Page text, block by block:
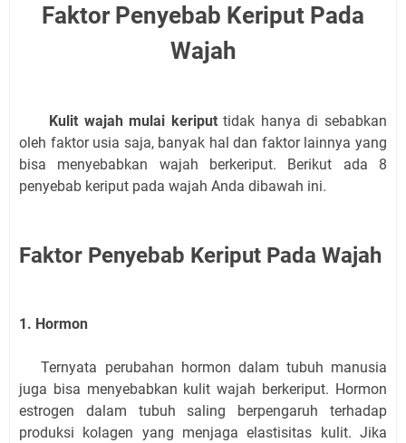
Faktor Penyebab Keriput Pada
Wajah
Kulit wajah mulai keriputtidak hanya di sebabkan
oleh faktor usia saja, banyak hal dan faktor lainnya yang
bisa menyebabkan wajah berkeriput. Berikut ada 8
penyebab keriput pada wajah Anda dibawah ini.
Faktor Penyebab Keriput Pada Wajah
1. Hormon
Ternyata perubahan hormon dalam tubuh manusia
juga bisa menyebabkan kulit wajah berkeriput. Hormon
estrogen dalam tubuh saling berpengaruh terhadap
produksi kolagen yang menjaga elastisitas kulit. Jika